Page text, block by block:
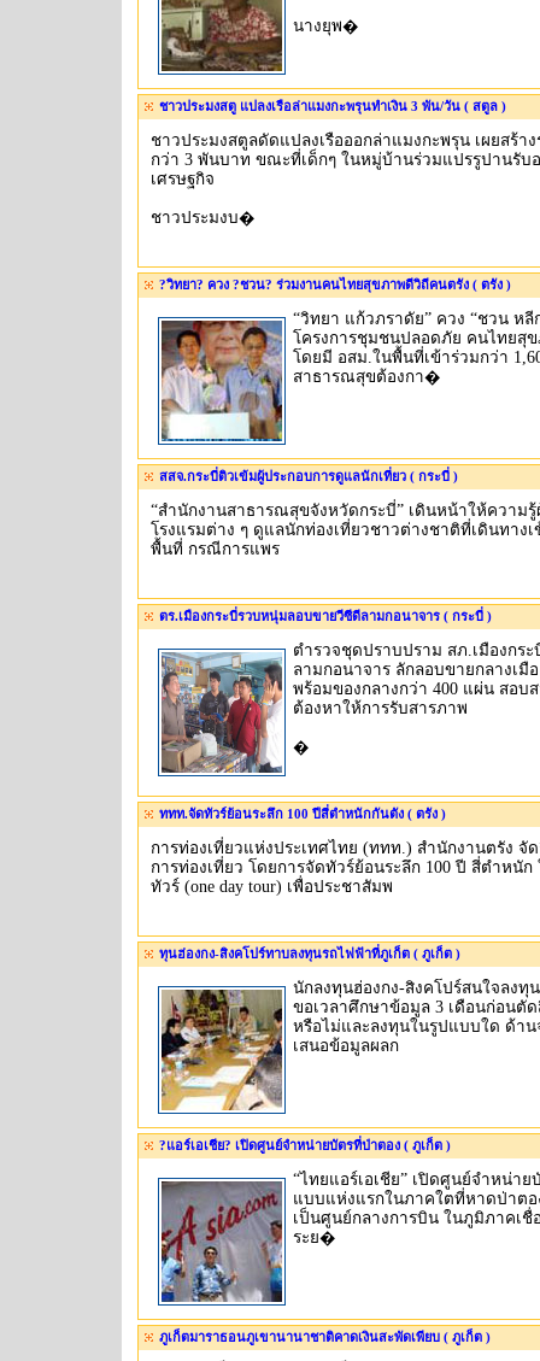
นางยุพ�
ชาวประมงสตู แปลงเรือล่าแมงกะพรุนทำเงิน 3 พัน/วัน ( สตูล )
ชาวประมงสตูลดัดแปลงเรือออกล่าแมงกะพรุน เผยสร้า
กว่า 3 พันบาท ขณะที่เด็กๆ ในหมู่บ้านร่วมแปรรูปานรับ
เศรษฐกิจ
ชาวประมงบ�
?วิทยา? ควง ?ชวน? ร่วมงานคนไทยสุขภาพดีวิถีคนตรัง ( ตรัง )
“วิทยา แก้วภราดัย” ควง “ชวน หลี
โครงการชุมชนปลอดภัย คนไทยสุ
โดยมี อสม.ในพื้นที่เข้าร่วมกว่า
สาธารณสุขต้องกา�
สสจ.กระบี่ติวเข้มผู้ประกอบการดูแลนักเที่ยว ( กระบี่ )
“สำนักงานสาธารณสุขจังหวัดกระบี่” เดินหน้าให้ความรู้
โรงแรมต่าง ๆ ดูแลนักท่องเที่ยวชาวต่างชาติที่เดินทาง
พื้นที่ กรณีการแพร
ตร.เมืองกระบี่รวบหนุ่มลอบขายวีซีดีลามกอนาจาร ( กระบี่ )
ตำรวจชุดปราบปราม สภ.เมืองกร
ลามกอนาจาร ลักลอบขายกลางเมื
พร้อมของกลางกว่า 400 แผ่น สอบ
ต้องหาให้การรับสารภาพ
�
ททท.จัดทัวร์ย้อนระลึก 100 ปีสี่ตำหนักกันตัง ( ตรัง )
การท่องเที่ยวแห่งประเทศไทย (ททท.) สำนักงานตรัง จัด
การท่องเที่ยว โดยการจัดทัวร์ย้อนระลึก 100 ปี สี่ตำหนั
ทัวร์ (one day tour) เพื่อประชาสัมพ
ทุนฮ่องกง-สิงคโปร์ทาบลงทุนรถไฟฟ้าที่ภูเก็ต ( ภูเก็ต )
นักลงทุนฮ่องกง-สิงคโปร์สนใจลงทุ
ขอเวลาศึกษาข้อมูล 3 เดือนก่อนตั
หรือไม่และลงทุนในรูปแบบใด ด้า
เสนอข้อมูลผลก
?แอร์เอเชีย? เปิดศูนย์จำหน่ายบัตรที่ป่าตอง ( ภูเก็ต )
“ไทยแอร์เอเชีย” เปิดศูนย์จำหน่าย
แบบแห่งแรกในภาคใตที่หาดป่าตอ
เป็นศูนย์กลางการบิน ในภูมิภาคเชื่
ระย�
ภูเก็ตมาราธอนภูเขานานาชาติคาดเงินสะพัดเพียบ ( ภูเก็ต )